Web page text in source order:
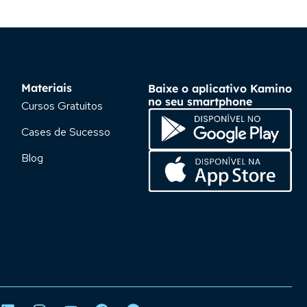
Materiais
Cursos Gratuitos
Cases de Sucesso
Blog
Baixe o aplicativo Kamino
no seu smartphone